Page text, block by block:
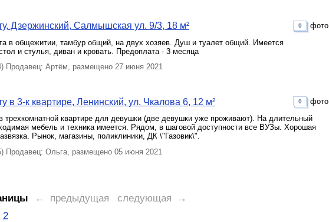
Дзержинский, Салмышская ул. 9/3, 18 м²
в общежитии, тамбур общий, на двух хозяев. Душ и туалет общий. Имеется
и стулья, диван и кровать. Предоплата - 3 месяца
0 фото
Продавец: Артём, размещено 27 июня 2021
в 3-к квартире, Ленинский, ул. Чкалова 6, 12 м²
трехкомнатной квартире для девушки (две девушки уже проживают). На длительный
мебель и техника имеется. Рядом, в шаговой доступности все ВУЗы. Хорошая
Рынок, магазины, поликлиники, ДК \"Газовик\".
0 фото
Продавец: Ольга, размещено 05 июня 2021
← предыдущая
следующая →
2